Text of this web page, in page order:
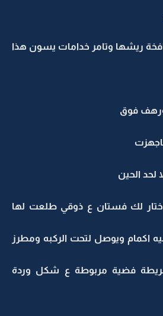
ريشها وتامر خدامات يسون هذا
فوق
الحين
اختار لك فستان ع ذوقي طلعت لها
اكمام ويوصل لتحت الركبه ومطرز
فضية مربوطة ع شكل وردة